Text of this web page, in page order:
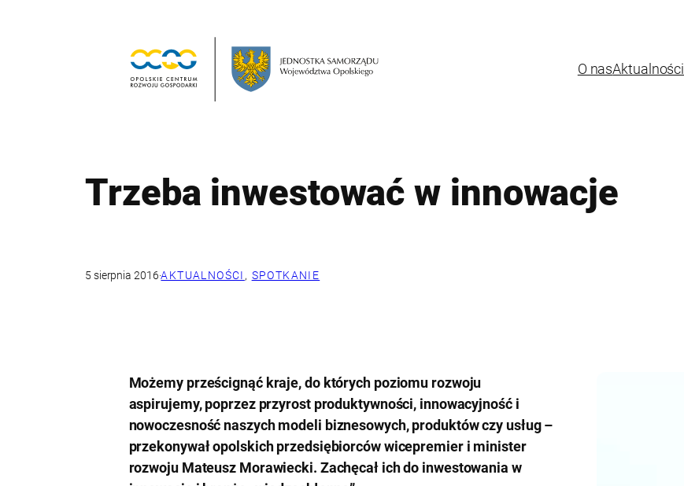
O nasAktualności
Trzeba inwestować w innowacje
5 sierpnia 2016·AKTUALNOŚCI , SPOTKANIE
Możemy prześcignąć kraje, do których poziomu rozwoju
aspirujemy, poprzez przyrost produktywności, innowacyjność i
nowoczesność naszych modeli biznesowych, produktów czy usług –
przekonywał opolskich przedsiębiorców wicepremier i minister
rozwoju Mateusz Morawiecki. Zachęcał ich do inwestowania w